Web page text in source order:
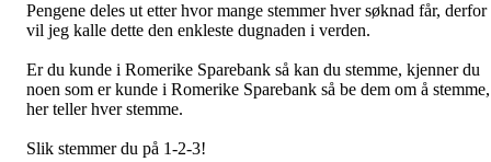
Pengene deles ut etter hvor mange stemmer hver søknad får, derfor
vil jeg kalle dette den enkleste dugnaden i verden.
Er du kunde i Romerike Sparebank så kan du stemme, kjenner du
noen som er kunde i Romerike Sparebank så be dem om å stemme,
her teller hver stemme.
Slik stemmer du på 1-2-3!